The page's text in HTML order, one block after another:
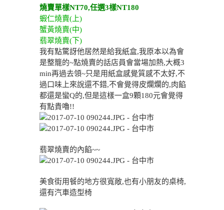
燒賣單樣NT70,任選3樣NT180
蝦仁燒賣(上)
蟹黃燒賣(中)
翡翠燒賣(下)
我有點驚訝他居然是給我紙盒,我原本以為會
是整籠的~點燒賣的話店員會當場加熱,大概3
min再過去領~只是用紙盒感覺質感不太好,不
過口味上來說還不錯,不會覺得皮爛爛的,肉餡
都還是蠻Q的,但是這樣一盒9顆180元會覺得
有點貴嚕!!
翡翠燒賣的內餡~~
美食街用餐的地方很寬敞,也有小朋友的桌椅,
還有汽車造型椅